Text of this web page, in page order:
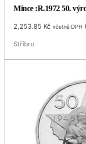
Mince :R.1972 50.
2,253.85 Kč včetně DPH
Stříbro